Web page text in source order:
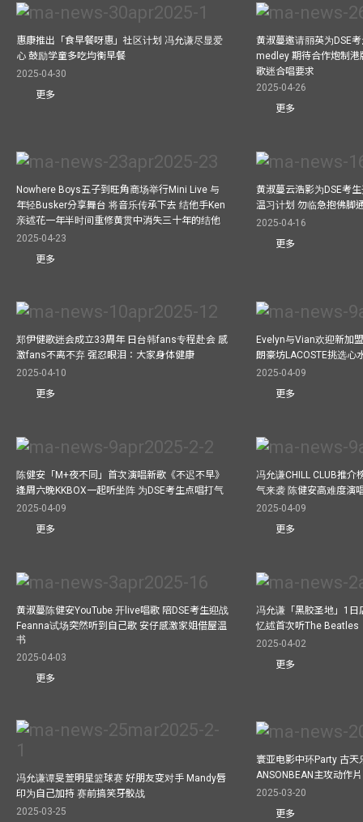
惠康推出「食早餐呀惠」社区计划 冯允谦尽显爱
心 鼓励学童多吃均衡早餐
2025-04-30
更多
黄淑蔓邀请丽英为DSE
medley 期待合作炮制
歌迷合唱要求
2025-04-26
更多
Nowhere Boys五子到旺角商场举行Mini Live 与
年轻Busker分享舞台 将音乐传承下去 结他手Ken
亲述花一年半时间重修黄贯中消失三十年的结他
2025-04-23
更多
黄淑蔓云浩影为DSE考
温习计划 勿临急抱佛脚
2025-04-16
更多
郑伊健歌迷会成立33周年 日台韩fans专程赴会 感
激fans不离不弃 强忍眼泪：大家身体健康
2025-04-10
更多
Evelyn与Vian欢迎新加
朗豪坊LACOSTE挑选心
2025-04-09
更多
陈健安「M+夜不同」首次演唱新歌《不迟不早》
逢周六晚KKBOX一起听坐阵 为DSE考生点唱打气
2025-04-09
更多
冯允谦CHILL CLUB推介
气来袭 陈健安高难度演
2025-04-09
更多
黄淑蔓陈健安YouTube 开live唱歌 陪DSE考生迎战
Feanna试场突然听到自己歌 安仔感激家姐借屋温
书
2025-04-03
更多
冯允谦「黑胶圣地」1日
忆述首次听The Beatles
2025-04-02
更多
冯允谦谭旻萱明星篮球赛 好朋友变对手 Mandy唇
印为自己加持 赛前搞笑牙骹战
2025-03-25
寰亚电影中环Party 古
ANSONBEAN主攻动作
2025-03-20
更多